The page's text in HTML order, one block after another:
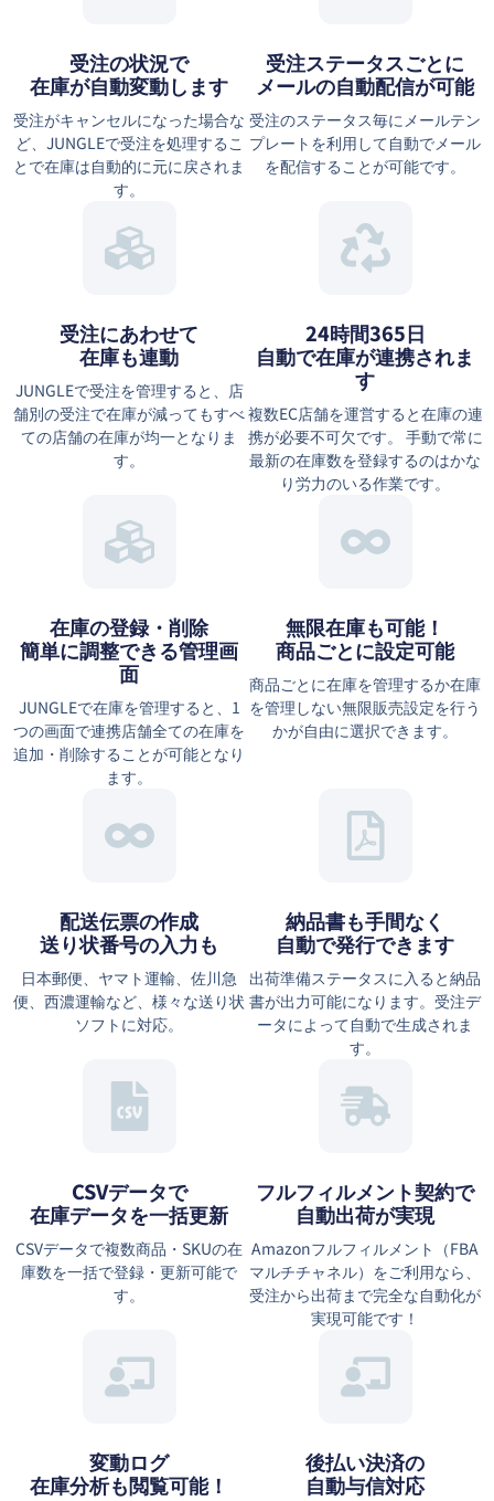
受注の状況で
在庫が自動変動します
受注がキャンセルになった場合な
ど、JUNGLEで受注を処理するこ
とで在庫は自動的に元に戻されま
す。
受注ステータスごとに
メールの自動配信が可能
受注のステータス毎にメールテン
プレートを利用して自動でメール
を配信することが可能です。
受注にあわせて
在庫も連動
JUNGLEで受注を管理すると、店
舗別の受注で在庫が減ってもすべ
ての店舗の在庫が均一となりま
す。
24時間365日
自動で在庫が連携されま
す
複数EC店舗を運営すると在庫の連
携が必要不可欠です。 手動で常に
最新の在庫数を登録するのはかな
り労力のいる作業です。
在庫の登録・削除
簡単に調整できる管理画
面
JUNGLEで在庫を管理すると、1
つの画面で連携店舗全ての在庫を
追加・削除することが可能となり
ます。
無限在庫も可能！
商品ごとに設定可能
商品ごとに在庫を管理するか在庫
を管理しない無限販売設定を行う
かが自由に選択できます。
配送伝票の作成
送り状番号の入力も
日本郵便、ヤマト運輸、佐川急
便、西濃運輸など、様々な送り状
ソフトに対応。
納品書も手間なく
自動で発行できます
出荷準備ステータスに入ると納品
書が出力可能になります。受注デ
ータによって自動で生成されま
す。
CSVデータで
在庫データを一括更新
CSVデータで複数商品・SKUの在
庫数を一括で登録・更新可能で
す。
フルフィルメント契約で
自動出荷が実現
Amazonフルフィルメント（FBA
マルチチャネル）をご利用なら、
受注から出荷まで完全な自動化が
実現可能です！
変動ログ
在庫分析も閲覧可能！
後払い決済の
自動与信対応